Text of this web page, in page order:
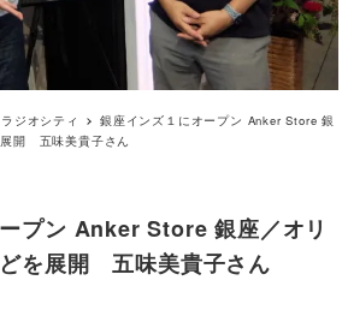
ジオシティ
銀座インズ１にオープン Anker Store 銀
開 五味美貴子さん
プン Anker Store 銀座／オリ
を展開 五味美貴子さん